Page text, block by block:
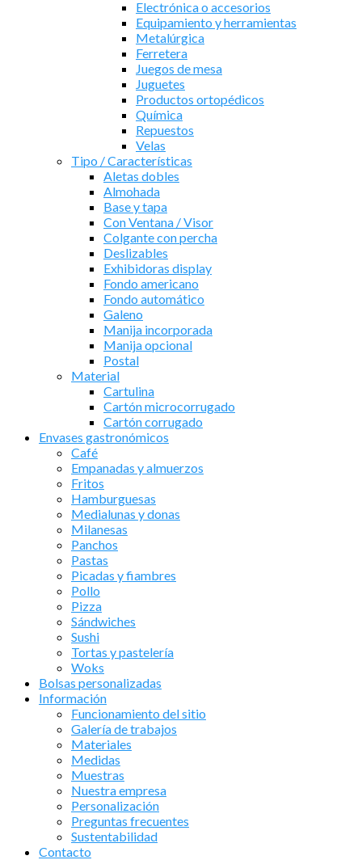
Electrónica o accesorios
Equipamiento y herramientas
Metalúrgica
Ferretera
Juegos de mesa
Juguetes
Productos ortopédicos
Química
Repuestos
Velas
Tipo / Características
Aletas dobles
Almohada
Base y tapa
Con Ventana / Visor
Colgante con percha
Deslizables
Exhibidoras display
Fondo americano
Fondo automático
Galeno
Manija incorporada
Manija opcional
Postal
Material
Cartulina
Cartón microcorrugado
Cartón corrugado
Envases gastronómicos
Café
Empanadas y almuerzos
Fritos
Hamburguesas
Medialunas y donas
Milanesas
Panchos
Pastas
Picadas y fiambres
Pollo
Pizza
Sándwiches
Sushi
Tortas y pastelería
Woks
Bolsas personalizadas
Información
Funcionamiento del sitio
Galería de trabajos
Materiales
Medidas
Muestras
Nuestra empresa
Personalización
Preguntas frecuentes
Sustentabilidad
Contacto